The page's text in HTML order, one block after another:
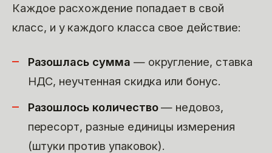
Каждое расхождение попадает в свой
класс, и у каждого класса свое действие:
Разошлась сумма — округление, ставка
НДС, неучтенная скидка или бонус.
Разошлось количество— недовоз,
пересорт, разные единицы измерения
(штуки против упаковок).